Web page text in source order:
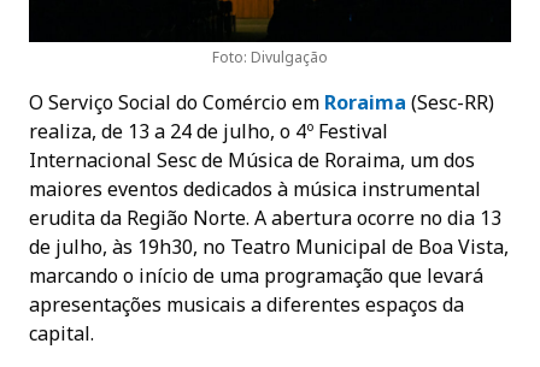
Foto: Divulgação
O Serviço Social do Comércio em Roraima (Sesc-RR)
realiza, de 13 a 24 de julho, o 4º Festival
Internacional Sesc de Música de Roraima, um dos
maiores eventos dedicados à música instrumental
erudita da Região Norte. A abertura ocorre no dia 13
de julho, às 19h30, no Teatro Municipal de Boa Vista,
marcando o início de uma programação que levará
apresentações musicais a diferentes espaços da
capital.